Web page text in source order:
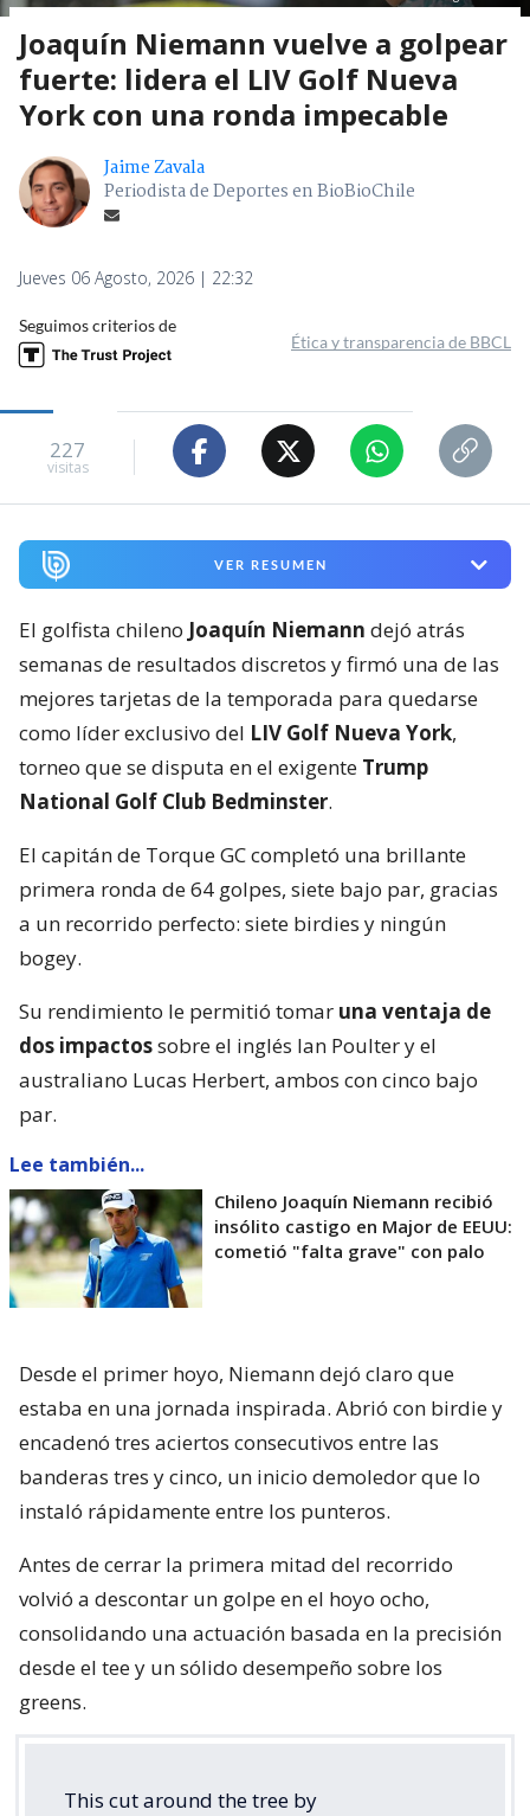
Joaquín Niemann vuelve a golpear
fuerte: lidera el LIV Golf Nueva
York con una ronda impecable
Jaime Zavala
Periodista de Deportes en BioBioChile
Jueves 06 Agosto, 2026 | 22:32
Seguimos criterios de
Ética y transparencia de BBCL
227
visitas
VER RESUMEN
El golfista chileno Joaquín Niemann dejó atrás
semanas de resultados discretos y firmó una de las
mejores tarjetas de la temporada para quedarse
como líder exclusivo del LIV Golf Nueva York,
torneo que se disputa en el exigente Trump
National Golf Club Bedminster.
El capitán de Torque GC completó una brillante
primera ronda de 64 golpes, siete bajo par, gracias
a un recorrido perfecto: siete birdies y ningún
bogey.
Su rendimiento le permitió tomar una ventaja de
dos impactossobre el inglés Ian Poulter y el
australiano Lucas Herbert, ambos con cinco bajo
par.
Lee también...
Chileno Joaquín Niemann recibió
insólito castigo en Major de EEUU:
cometió "falta grave" con palo
Desde el primer hoyo, Niemann dejó claro que
estaba en una jornada inspirada. Abrió con birdie y
encadenó tres aciertos consecutivos entre las
banderas tres y cinco, un inicio demoledor que lo
instaló rápidamente entre los punteros.
Antes de cerrar la primera mitad del recorrido
volvió a descontar un golpe en el hoyo ocho,
consolidando una actuación basada en la precisión
desde el tee y un sólido desempeño sobre los
greens.
This cut around the tree by